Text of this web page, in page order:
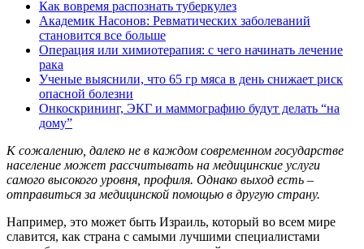
Как вовремя распознать туберкулез
Академик Насонов: Ревматических заболеваний
становится все больше
Операция или химиотерапия: с чего начинать лечение
рака
Ученые выяснили, что 65 гр мяса в день снижает риск
опасной болезни
Онкоскрининг, ЭКГ и маммографию будут делать “на
дому”
К сожалению, далеко не в каждом современном государстве
население может рассчитывать на медицинские услуги
самого высокого уровня, профиля. Однако выход есть –
отправиться за медицинской помощью в другую страну.
Например, это может быть Израиль, который во всем мире
славится, как страна с самыми лучшими специалистами